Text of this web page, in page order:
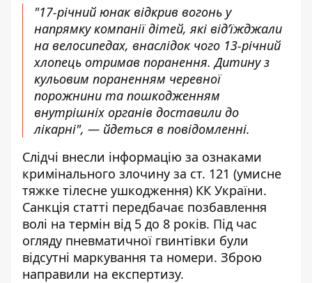
"17-річний юнак відкрив вогонь у
напрямку компанії дітей, які від’їжджали
на велосипедах, внаслідок чого 13-річний
хлопець отримав поранення. Дитину з
кульовим пораненням черевної
порожнини та пошкодженням
внутрішніх органів доставили до
лікарні", — йдеться в повідомленні.
Слідчі внесли інформацію за ознаками
кримінального злочину за ст. 121 (умисне
тяжке тілесне ушкодження) КК України.
Санкція статті передбачає позбавлення
волі на термін від 5 до 8 років. Під час
огляду пневматичної гвинтівки були
відсутні маркування та номери. Зброю
направили на експертизу.